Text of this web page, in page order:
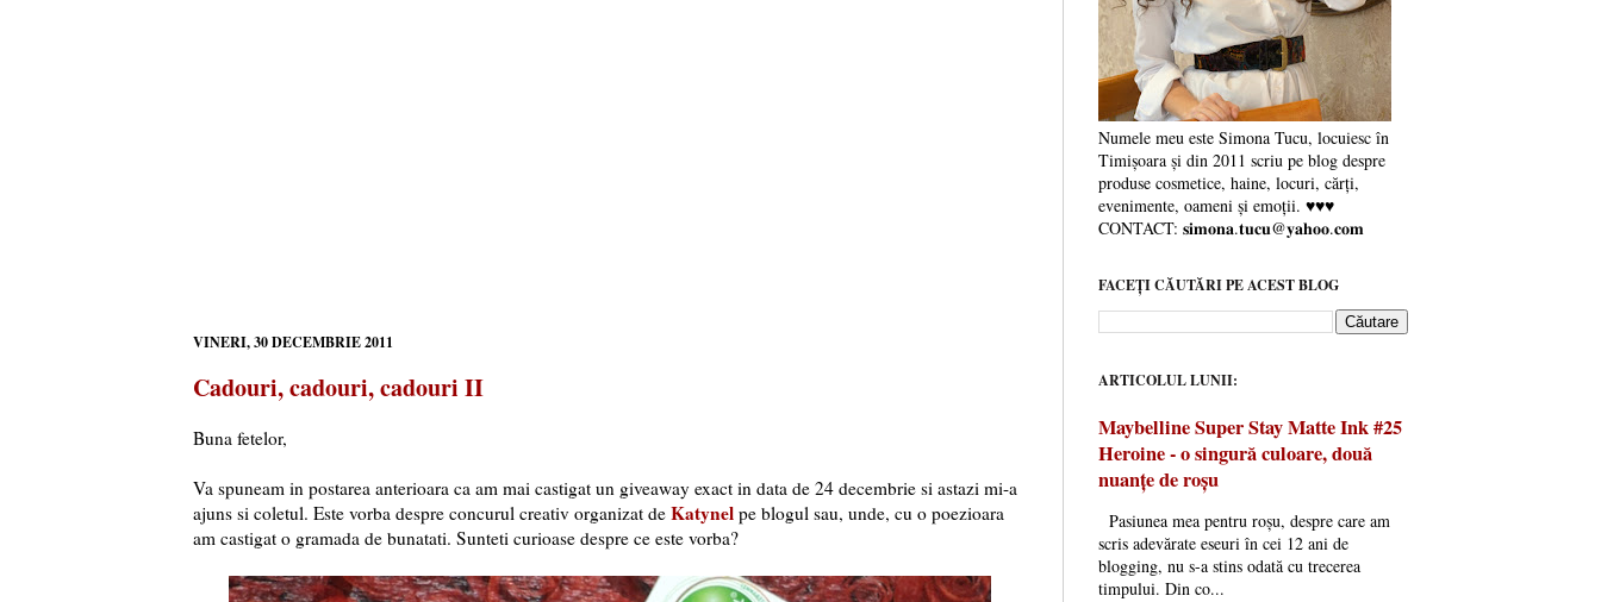
VINERI, 30 DECEMBRIE 2011
Cadouri, cadouri, cadouri II
Buna fetelor,
Va spuneam in postarea anterioara ca am mai castigat un giveaway exact in data de 24 decembrie si astazi mi-a
ajuns si coletul. Este vorba despre concurul creativ organizat de Katynel pe blogul sau, unde, cu o poezioara
am castigat o gramada de bunatati. Sunteti curioase despre ce este vorba?
Numele meu este Simona Tucu, locuiesc în
Timișoara și din 2011 scriu pe blog despre
produse cosmetice, haine, locuri, cărți,
evenimente, oameni și emoții. ♥♥♥
CONTACT: 𝐬𝐢𝐦𝐨𝐧𝐚.𝐭𝐮𝐜𝐮@𝐲𝐚𝐡𝐨𝐨.𝐜𝐨𝐦
FACEȚI CĂUTĂRI PE ACEST BLOG
ARTICOLUL LUNII:
Maybelline Super Stay Matte Ink #25
Heroine - o singură culoare, două
nuanțe de roșu
Pasiunea mea pentru roșu, despre care am
scris adevărate eseuri în cei 12 ani de
blogging, nu s-a stins odată cu trecerea
timpului. Din co...